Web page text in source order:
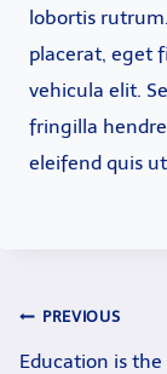
lobortis
placerat, eget
vehicula elit.
fringilla
eleifend quis
Post
PREVIOUS
Education is the